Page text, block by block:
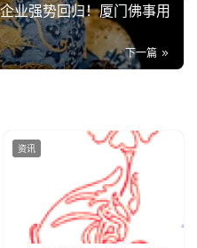
业强势回归！厦门佛事用
下一篇
资讯